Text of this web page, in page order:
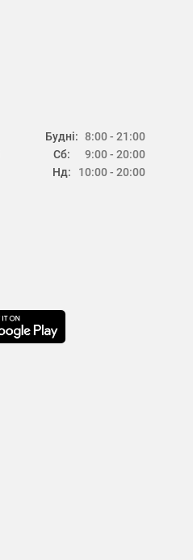
Будні:
Сб:
Нд:
8:00 - 21:00
9:00 - 20:00
10:00 - 20:00